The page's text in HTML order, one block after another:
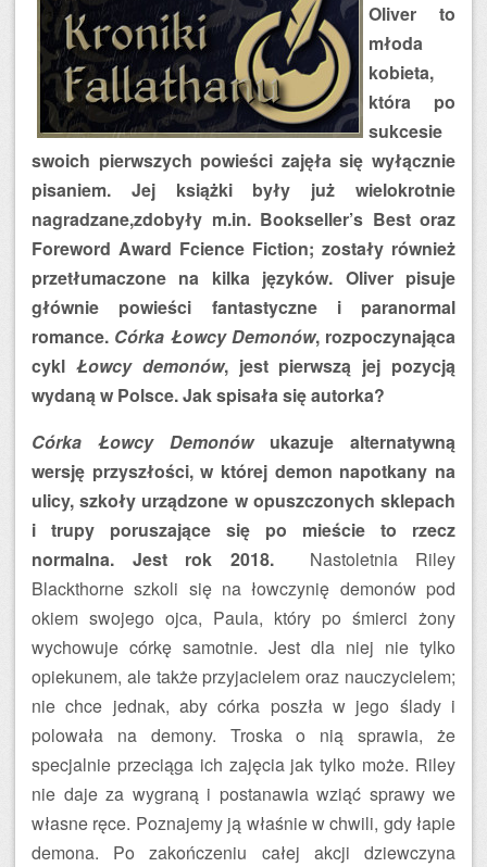
Oliver to
młoda
kobieta,
która po
sukcesie
swoich pierwszych powieści zajęła się wyłącznie
pisaniem. Jej książki były już wielokrotnie
nagradzane,zdobyły m.in. Bookseller’s Best oraz
Foreword Award Fcience Fiction; zostały również
przetłumaczone na kilka języków. Oliver pisuje
głównie powieści fantastyczne i paranormal
romance. Córka Łowcy Demonów, rozpoczynająca
cykl Łowcy demonów, jest pierwszą jej pozycją
wydaną w Polsce. Jak spisała się autorka?
Córka Łowcy Demonówukazuje alternatywną
wersję przyszłości, w której demon napotkany na
ulicy, szkoły urządzone w opuszczonych sklepach
i trupy poruszające się po mieście to rzecz
normalna. Jest rok 2018.
Nastoletnia Riley
Blackthorne szkoli się na łowczynię demonów pod
okiem swojego ojca, Paula, który po śmierci żony
wychowuje córkę samotnie. Jest dla niej nie tylko
opiekunem, ale także przyjacielem oraz nauczycielem;
nie chce jednak, aby córka poszła w jego ślady i
polowała na demony. Troska o nią sprawia, że
specjalnie przeciąga ich zajęcia jak tylko może. Riley
nie daje za wygraną i postanawia wziąć sprawy we
własne ręce. Poznajemy ją właśnie w chwili, gdy łapie
demona. Po zakończeniu całej akcji dziewczyna